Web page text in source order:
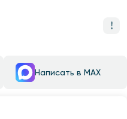
Написать в MAX